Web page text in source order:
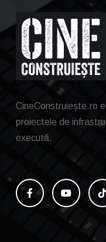
CineConstruiește.ro
proiectele de
execută.